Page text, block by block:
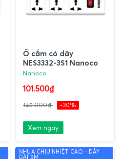
Ổ cắm có dây
NES3332-3S1 Nanoco
Nanoco
101.500₫
145.000₫ -30%
Xem ngay
NHỰA CHỊU NHIỆT CAO - DÂY
DÀI 5M